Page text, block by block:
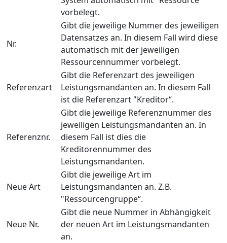
vorbelegt.
Nr.
Gibt die jeweilige Nummer des jeweiligen
Datensatzes an. In diesem Fall wird diese
automatisch mit der jeweiligen
Ressourcennummer vorbelegt.
Referenzart
Gibt die Referenzart des jeweiligen
Leistungsmandanten an. In diesem Fall
ist die Referenzart "Kreditor“.
Referenznr.
Gibt die jeweilige Referenznummer des
jeweiligen Leistungsmandanten an. In
diesem Fall ist dies die
Kreditorennummer des
Leistungsmandanten.
Neue Art
Gibt die jeweilige Art im
Leistungsmandanten an. Z.B.
"Ressourcengruppe“.
Neue Nr.
Gibt die neue Nummer in Abhängigkeit
der neuen Art im Leistungsmandanten
an.